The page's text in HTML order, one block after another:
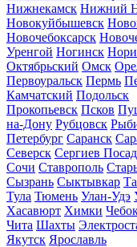
Нижнекамск Нижний
Новокуйбышевск
Новочебоксарск
Уренгой Ногинск
Октябрьский Омск
Первоуральск Пермь
Камчатский Подольск
Прокопьевск Псков
на-Дону Рубцовск
Петербург Саранск
Северск Сергиев Посад
Сочи Ставрополь
Сызрань Сыктывкар
Тула Тюмень Улан-Удэ
Хасавюрт Химки
Чита Шахты
Якутск Ярославль